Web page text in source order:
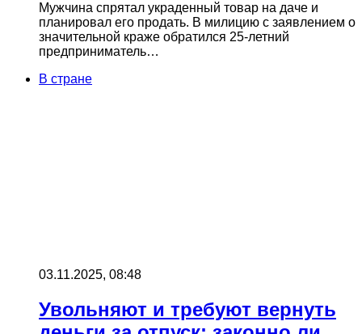
Мужчина спрятал украденный товар на даче и
планировал его продать. В милицию с заявлением о
значительной краже обратился 25‑летний
предприниматель…
В стране
03.11.2025, 08:48
Увольняют и требуют вернуть